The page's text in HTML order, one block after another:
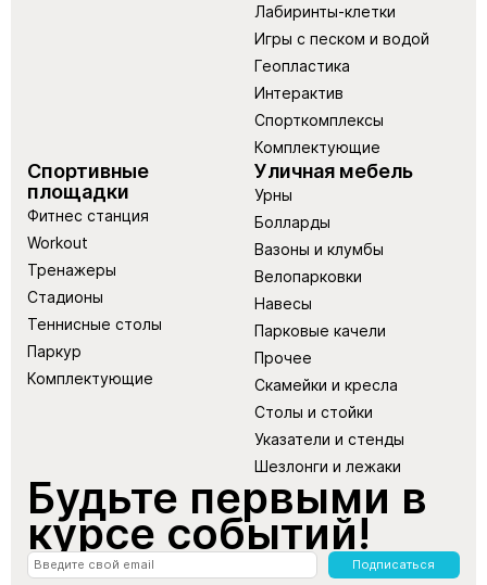
Лабиринты-клетки
Игры с песком и водой
Геопластика
Интерактив
Спорткомплексы
Комплектующие
Спортивные
площадки
Фитнес станция
Workout
Тренажеры
Стадионы
Теннисные столы
Паркур
Комплектующие
Уличная мебель
Урны
Болларды
Вазоны и клумбы
Велопарковки
Навесы
Парковые качели
Прочее
Скамейки и кресла
Столы и стойки
Указатели и стенды
Шезлонги и лежаки
Будьте первыми в
курсе событий!
Подписаться